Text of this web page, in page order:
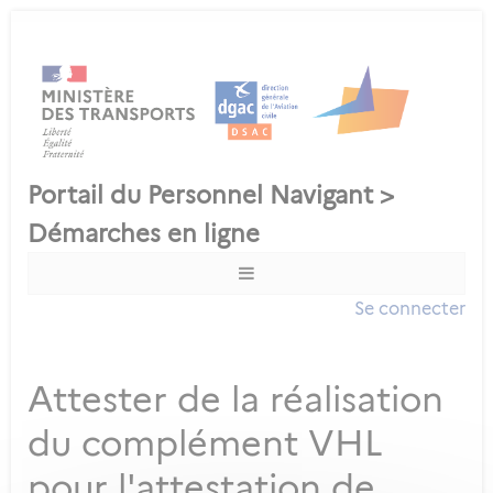
Se connecter
Attester de la réalisation
du complément VHL